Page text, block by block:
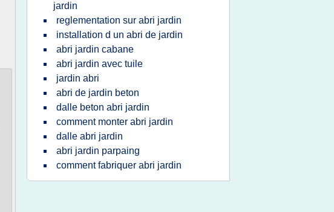
jardin
reglementation sur abri jardin
installation d un abri de jardin
abri jardin cabane
abri jardin avec tuile
jardin abri
abri de jardin beton
dalle beton abri jardin
comment monter abri jardin
dalle abri jardin
abri jardin parpaing
comment fabriquer abri jardin